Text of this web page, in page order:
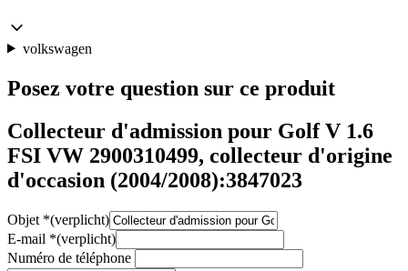
volkswagen
Posez votre question sur ce produit
Collecteur d'admission pour Golf V 1.6
FSI VW 2900310499, collecteur d'origine
d'occasion (2004/2008):3847023
Objet *(verplicht)
E-mail *(verplicht)
Numéro de téléphone